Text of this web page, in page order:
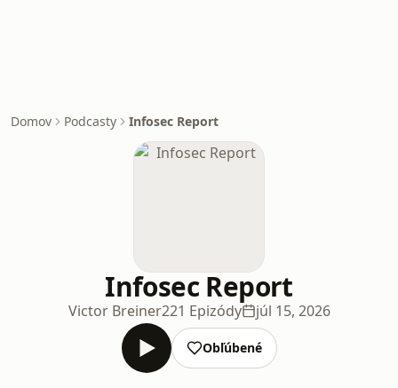
Domov Podcasty Infosec Report
Infosec Report
Victor Breiner221 Epizódy júl 15, 2026
Obľúbené